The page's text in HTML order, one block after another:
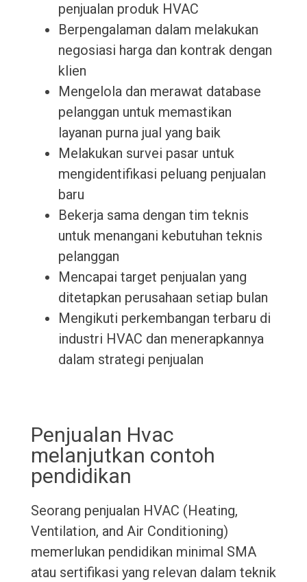
penjualan produk HVAC
Berpengalaman dalam melakukan
negosiasi harga dan kontrak dengan
klien
Mengelola dan merawat database
pelanggan untuk memastikan
layanan purna jual yang baik
Melakukan survei pasar untuk
mengidentifikasi peluang penjualan
baru
Bekerja sama dengan tim teknis
untuk menangani kebutuhan teknis
pelanggan
Mencapai target penjualan yang
ditetapkan perusahaan setiap bulan
Mengikuti perkembangan terbaru di
industri HVAC dan menerapkannya
dalam strategi penjualan
Penjualan Hvac
melanjutkan contoh
pendidikan
Seorang penjualan HVAC (Heating,
Ventilation, and Air Conditioning)
memerlukan pendidikan minimal SMA
atau sertifikasi yang relevan dalam teknik